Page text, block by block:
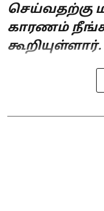
செய்வதற்கு
காரணம்
கூறியுள்ளார்.